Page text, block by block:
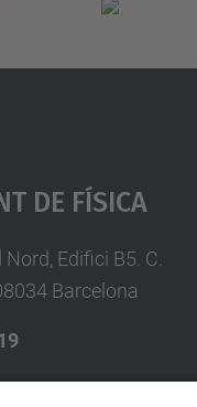
De Física
Edifici B5. C.
Barcelona